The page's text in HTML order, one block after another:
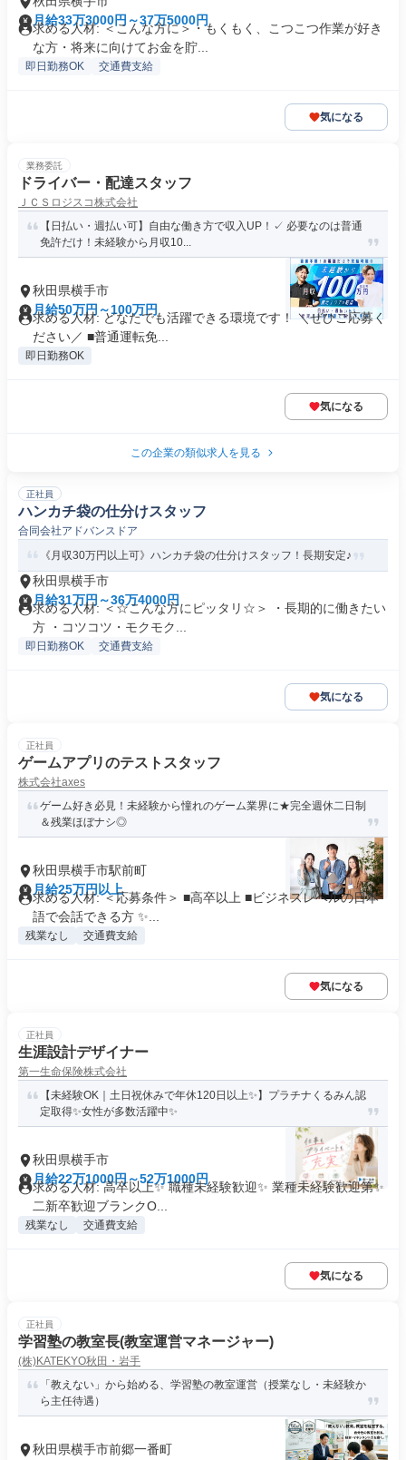
月給33万3000円～37万5000円
求める人材: ＜こんな方に＞・もくもく、こつこつ作業が好き
な方・将来に向けてお金を貯...
即日勤務OK 交通費支給
気になる
業務委託
ドライバー・配達スタッフ
ＪＣＳロジスコ株式会社
【日払い・週払い可】自由な働き方で収入UP！✓ 必要なのは普通
免許だけ！未経験から月収10...
秋田県横手市
月給50万円～100万円
求める人材: どなたでも活躍できる環境です！ ＼ぜひご応募く
ださい／ ■普通運転免...
即日勤務OK
気になる
この企業の類似求人を見る
正社員
ハンカチ袋の仕分けスタッフ
合同会社アドバンスドア
《月収30万円以上可》ハンカチ袋の仕分けスタッフ！長期安定♪
秋田県横手市
月給31万円～36万4000円
求める人材: ＜☆こんな方にピッタリ☆＞ ・長期的に働きたい
方 ・コツコツ・モクモク...
即日勤務OK 交通費支給
気になる
正社員
ゲームアプリのテストスタッフ
株式会社axes
ゲーム好き必見！未経験から憧れのゲーム業界に★完全週休二日制
＆残業ほぼナシ◎
秋田県横手市駅前町
月給25万円以上
求める人材: ＜応募条件＞ ■高卒以上 ■ビジネスレベルの日本
語で会話できる方 ✨...
残業なし 交通費支給
気になる
正社員
生涯設計デザイナー
第一生命保険株式会社
【未経験OK｜土日祝休みで年休120日以上✨】プラチナくるみん認
定取得✨女性が多数活躍中✨
秋田県横手市
月給22万1000円～52万1000円
求める人材: 高卒以上✨ 職種未経験歓迎✨ 業種未経験歓迎第✨
二新卒歓迎ブランクO...
残業なし 交通費支給
気になる
正社員
学習塾の教室長(教室運営マネージャー)
(株)KATEKYO秋田・岩手
「教えない」から始める、学習塾の教室運営（授業なし・未経験か
ら主任待遇）
秋田県横手市前郷一番町